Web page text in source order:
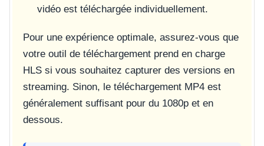
vidéo est téléchargée individuellement.
Pour une expérience optimale, assurez-vous que
votre outil de téléchargement prend en charge
HLS si vous souhaitez capturer des versions en
streaming. Sinon, le téléchargement MP4 est
généralement suffisant pour du 1080p et en
dessous.